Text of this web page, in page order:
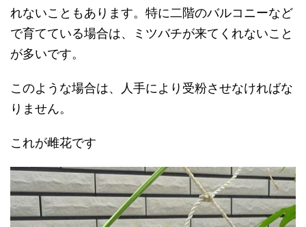
れないこともあります。特に二階のバルコニーなど
で育てている場合は、ミツバチが来てくれないこと
が多いです。
このような場合は、人手により受粉させなければな
りません。
これが雌花です